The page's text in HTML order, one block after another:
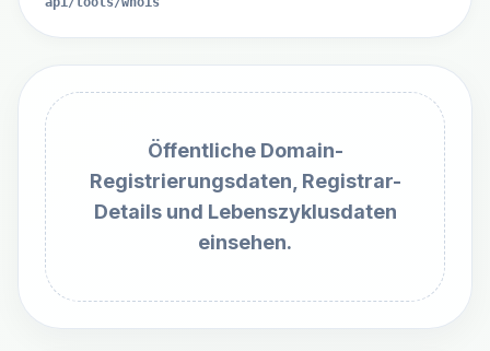
Öffentliche Domain-
Registrierungsdaten, Registrar-
Details und Lebenszyklusdaten
einsehen.